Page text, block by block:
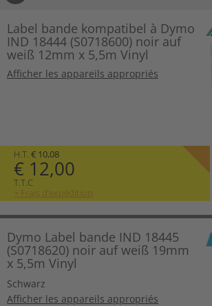
Label bande kompatibel à Dymo
IND 18444 (S0718600) noir auf
weiß 12mm x 5,5m Vinyl
Afficher les appareils appropriés
H.T. € 10,08
€ 12,00
T.T.C
+ Frais d’expédition
Dymo Label bande IND 18445
(S0718620) noir auf weiß 19mm
x 5,5m Vinyl
Schwarz
Afficher les appareils appropriés